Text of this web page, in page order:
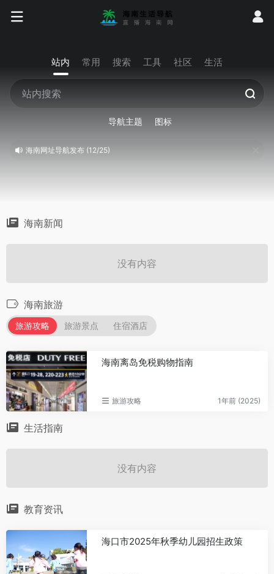
站内 常用 搜索 工具 社区 生活
导航主题 图标
海南网址导航发布 (12/25)
海南新闻
没有内容
海南旅游
旅游攻略 旅游景点 住宿酒店
海南离岛免税购物指南
旅游攻略 1年前 (2025)
生活指南
没有内容
教育资讯
海口市2025年秋季幼儿园招生政策